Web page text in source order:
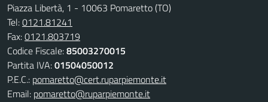
Piazza Libertà, 1 - 10063 Pomaretto (TO)
Tel:0121.81241
Fax:0121.803719
Codice Fiscale:85003270015
Partita IVA:01504050012
P.E.C.: pomaretto@cert.ruparpiemonte.it
Email: pomaretto@ruparpiemonte.it